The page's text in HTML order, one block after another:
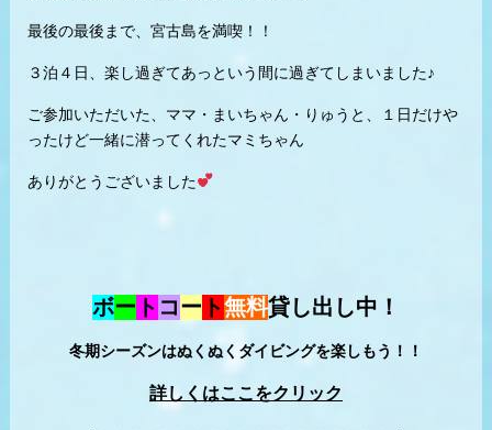
最後の最後まで、宮古島を満喫！！
３泊４日、楽し過ぎてあっという間に過ぎてしまいました♪
ご参加いただいた、ママ・まいちゃん・りゅうと、１日だけや
ったけど一緒に潜ってくれたマミちゃん
ありがとうございました
ボー ト コー ト無料貸し出し中！
冬期シーズンはぬくぬくダイビングを楽しもう！！
詳しくはここをクリック